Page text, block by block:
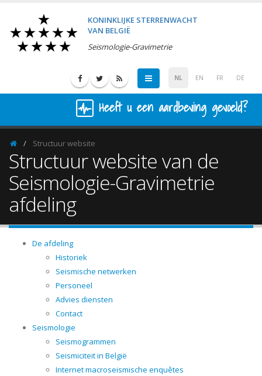
KONINKLIJKE STERRENWACHT
VAN BELGIË
Seismologie-Gravimetrie
NL EN FR DE
Heeft u een aardbeving gevoeld?
HomepageStructuur website
Structuur website van de
Seismologie-Gravimetrie
afdeling
De afdeling
Historiek
Seismische netwerken
Personeel
Advies diensten
Contact
Seismologie
Seismogrammen
Seismiciteit in België
Internet macroseismische enquêtes